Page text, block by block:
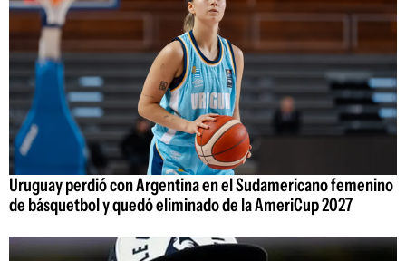
Uruguay perdió con Argentina en el Sudamericano femenino
de básquetbol y quedó eliminado de la AmeriCup 2027